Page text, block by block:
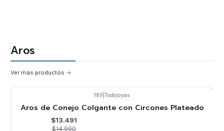
Aros
Ver más productos
189 Todojoyas
Aros de Conejo Colgante con Circones Plateado
$13.491
$14.990